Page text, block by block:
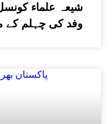
شیعہ علماء
وفد کی چہلم